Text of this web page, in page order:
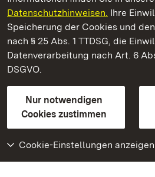
Datenschutzhinweisen. Ihre
Speicherung der Cookies und
nach § 25 Abs. 1 TTDSG, die
Datenverarbeitung nach Art. 6
DSGVO.
Nur notwendigen
Cookies zustimmen
Cookie-Einstellungen anzeigen
Staatliche Schlösser und Gärten
Staatliche Schlösser und Gärten
Kontakt
GebärdenspracheLeichte
Erklärung zur Barrierefreiheit
BITV-konform (geprüfte Seiten)
Weiteres